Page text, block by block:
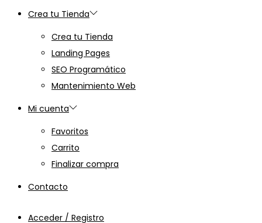
Crea tu Tienda
Crea tu Tienda
Landing Pages
SEO Programático
Mantenimiento Web
Mi cuenta
Favoritos
Carrito
Finalizar compra
Contacto
Acceder / Registro